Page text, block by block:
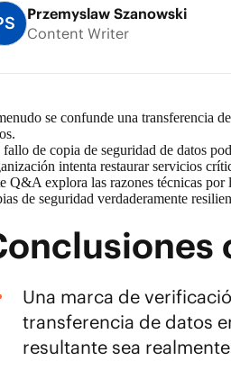
Przemyslaw Szanowski
Content Writer
se confunde una transferencia
.
fallo de copia de seguridad de datos
intenta restaurar servicios
Q&A explora las razones técnicas
de seguridad verdaderamente
Una marca de
transferencia de datos
resultante sea